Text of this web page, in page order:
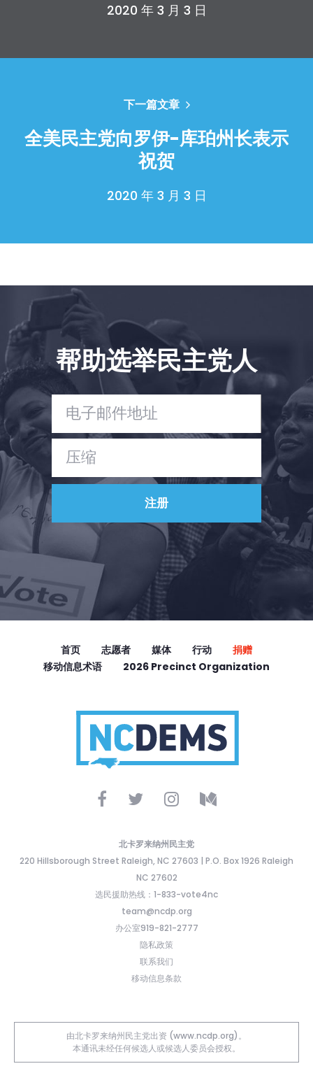
Shop
Take Back the Courts
与我们合作
新闻
Vote
2020 年 3 月 3 日
下一篇文章
全美民主党向罗伊-库珀州长表示
祝贺
2020 年 3 月 3 日
帮助选举民主党人
首页 志愿者 媒体 行动
捐赠
移动信息术语
2026 Precinct Organization
北卡罗来纳州民主党
220 Hillsborough Street Raleigh, NC 27603 | P.O. Box 1926 Raleigh
NC 27602
选民援助热线：1-833-vote4nc
team@ncdp.org
办公室919-821-2777
隐私政策
联系我们
移动信息条款
由北卡罗来纳州民主党出资 (www.ncdp.org)。
本通讯未经任何候选人或候选人委员会授权。